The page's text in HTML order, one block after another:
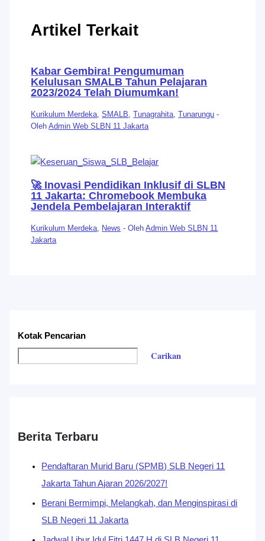
Artikel Terkait
Kabar Gembira! Pengumuman
Kelulusan SMALB Tahun Pelajaran
2023/2024 Telah Diumumkan!
Kurikulum Merdeka ,SMALB ,Tunagrahita ,Tunarungu -
Oleh Admin Web SLBN 11 Jakarta
🚀 Inovasi Pendidikan Inklusif di SLBN
11 Jakarta: Chromebook Membuka
Jendela Pembelajaran Interaktif
Kurikulum Merdeka, News - Oleh Admin Web SLBN 11
Jakarta
Kotak Pencarian
Carikan
Berita Terbaru
Pendaftaran Murid Baru (SPMB) SLB Negeri 11
Jakarta Tahun Ajaran 2026/2027!
Berani Bermimpi, Melangkah, dan Menginspirasi di
SLB Negeri 11 Jakarta